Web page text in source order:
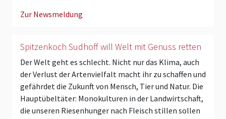
Zur Newsmeldung
Spitzenkoch Sudhoff will Welt mit Genuss retten
Der Welt geht es schlecht. Nicht nur das Klima, auch
der Verlust der Artenvielfalt macht ihr zu schaffen und
gefährdet die Zukunft von Mensch, Tier und Natur. Die
Hauptübeltäter: Monokulturen in der Landwirtschaft,
die unseren Riesenhunger nach Fleisch stillen sollen